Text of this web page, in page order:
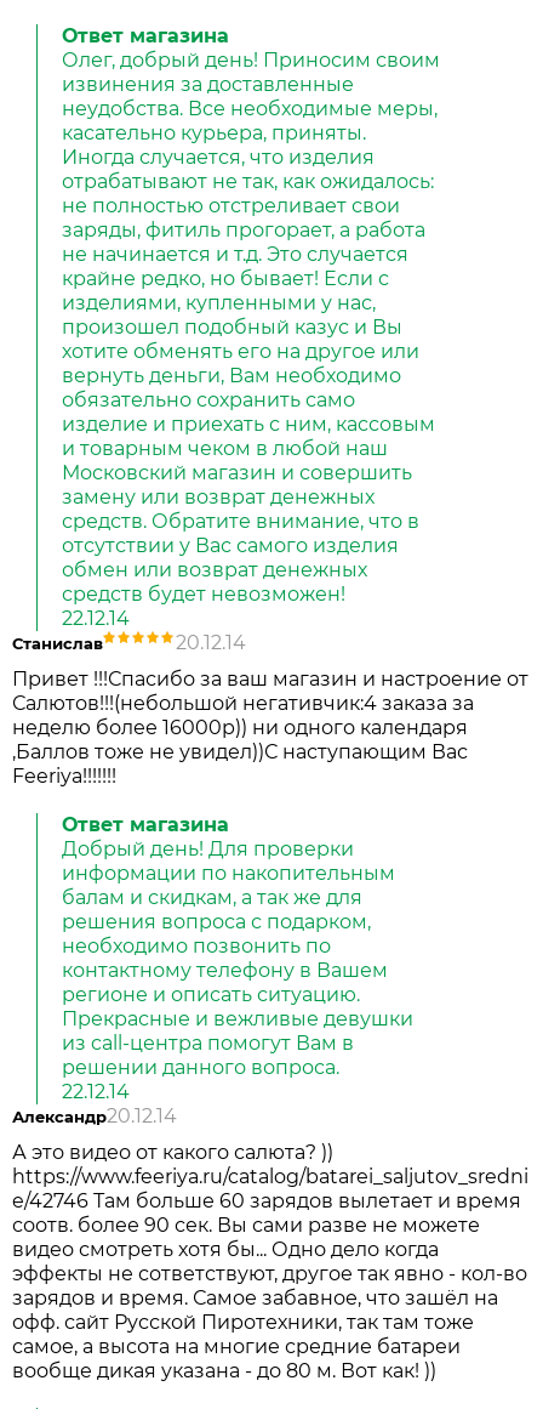
Ответ магазина
Олег, добрый день! Приносим своим
извинения за доставленные
неудобства. Все необходимые меры,
касательно курьера, приняты.
Иногда случается, что изделия
отрабатывают не так, как ожидалось:
не полностью отстреливает свои
заряды, фитиль прогорает, а работа
не начинается и т.д. Это случается
крайне редко, но бывает! Если с
изделиями, купленными у нас,
произошел подобный казус и Вы
хотите обменять его на другое или
вернуть деньги, Вам необходимо
обязательно сохранить само
изделие и приехать с ним, кассовым
и товарным чеком в любой наш
Московский магазин и совершить
замену или возврат денежных
средств. Обратите внимание, что в
отсутствии у Вас самого изделия
обмен или возврат денежных
средств будет невозможен!
22.12.14
Станислав
20.12.14
Привет !!!Спасибо за ваш магазин и настроение от
Салютов!!!(небольшой негативчик:4 заказа за
неделю более 16000р)) ни одного календаря
,Баллов тоже не увидел))С наступающим Вас
Feeriya!!!!!!!
Ответ магазина
Добрый день! Для проверки
информации по накопительным
балам и скидкам, а так же для
решения вопроса с подарком,
необходимо позвонить по
контактному телефону в Вашем
регионе и описать ситуацию.
Прекрасные и вежливые девушки
из call-центра помогут Вам в
решении данного вопроса.
22.12.14
Александр20.12.14
А это видео от какого салюта? ))
https://www.feeriya.ru/catalog/batarei_saljutov_sredni
e/42746 Там больше 60 зарядов вылетает и время
соотв. более 90 сек. Вы сами разве не можете
видео смотреть хотя бы... Одно дело когда
эффекты не сответствуют, другое так явно - кол-во
зарядов и время. Самое забавное, что зашёл на
офф. сайт Русской Пиротехники, так там тоже
самое, а высота на многие средние батареи
вообще дикая указана - до 80 м. Вот как! ))